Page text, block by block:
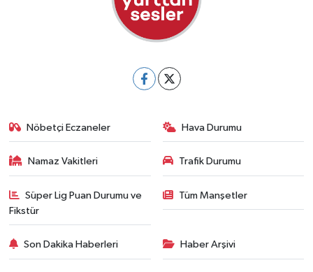
Nöbetçi Eczaneler Hava Durumu
Namaz Vakitleri Trafik Durumu
Süper Lig Puan Durumu ve
Fikstür
Tüm Manşetler
Son Dakika Haberleri Haber Arşivi